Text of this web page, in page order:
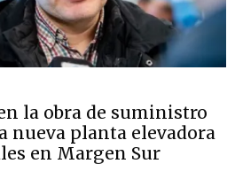
la obra de suministro
nueva planta elevadora
en Margen Sur